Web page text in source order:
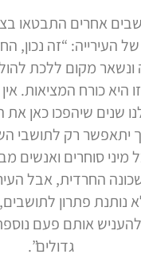
אחרים התבטאו
העירייה: “זה נכון,
מקום ללכת
היא כורח המציאות.
שנים שיהפכו כאן את
יתאפשר רק לתושבי
מיני סוחרים ואנשים
החרדית, אבל
נותנת פתרון
אותם פעם
גדולים”.